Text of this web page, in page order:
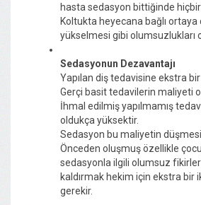
hasta sedasyon bittiğinde hiçbir
Koltukta heyecana bağlı ortaya
yükselmesi gibi olumsuzlukları
Sedasyonun Dezavantajı
Yapılan diş tedavisine ekstra
Gerçi basit tedavilerin maliyeti
İhmal edilmiş yapılmamış
oldukça yüksektir.
Sedasyon bu maliyetin
Önceden oluşmuş özellikle
sedasyonla ilgili olumsuz
kaldırmak hekim için ekstra bir
gerekir.